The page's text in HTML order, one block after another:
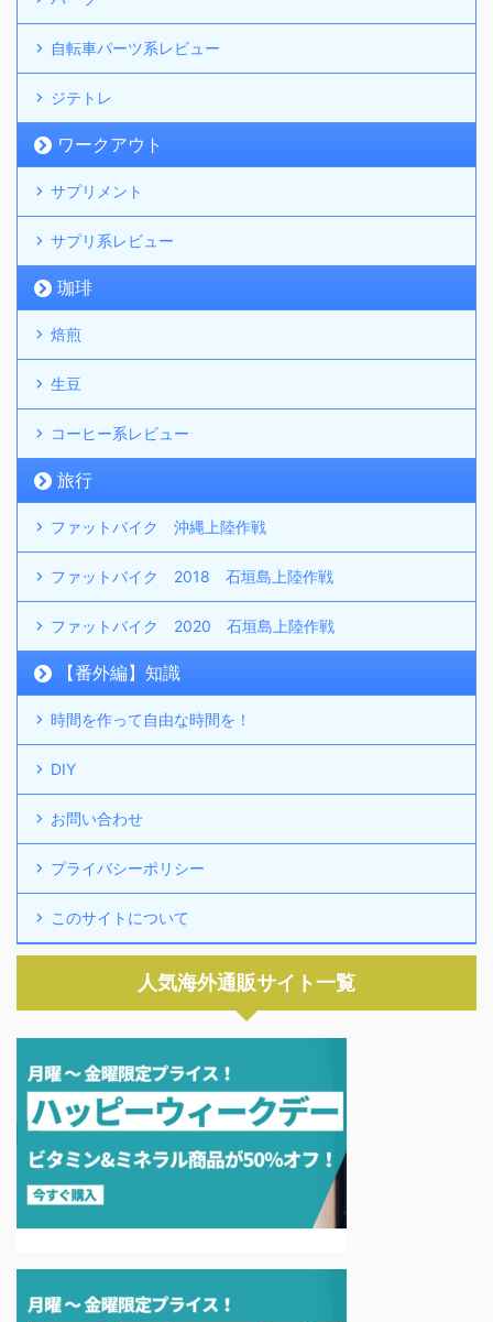
自転車パーツ系レビュー
ジテトレ
ワークアウト
サプリメント
サプリ系レビュー
珈琲
焙煎
生豆
コーヒー系レビュー
旅行
ファットバイク 沖縄上陸作戦
ファットバイク 2018 石垣島上陸作戦
ファットバイク 2020 石垣島上陸作戦
【番外編】知識
時間を作って自由な時間を！
DIY
お問い合わせ
プライバシーポリシー
このサイトについて
人気海外通販サイト一覧